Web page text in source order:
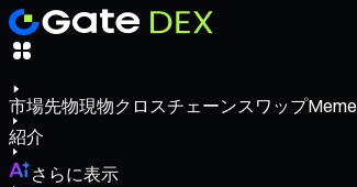
市場先物現物クロスチェーンスワップMeme
紹介
さらに表示